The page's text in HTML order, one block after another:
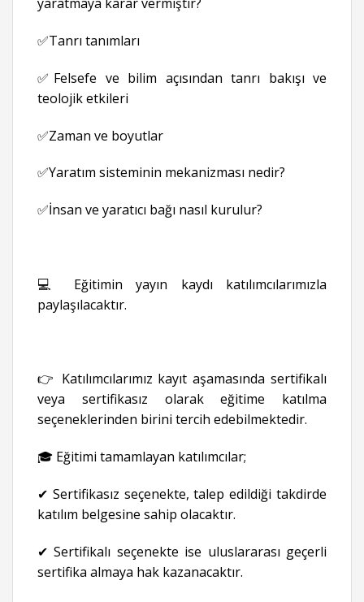
✅Tanrı tanımları
✅Felsefe ve bilim açısından tanrı bakışı ve
teolojik etkileri
✅Zaman ve boyutlar
✅Yaratım sisteminin mekanizması nedir?
✅İnsan ve yaratıcı bağı nasıl kurulur?
💻 Eğitimin yayın kaydı katılımcılarımızla
paylaşılacaktır.
👉 Katılımcılarımız kayıt aşamasında sertifikalı
veya sertifikasız olarak eğitime katılma
seçeneklerinden birini tercih edebilmektedir.
🎓 Eğitimi tamamlayan katılımcılar;
✔ Sertifikasız seçenekte, talep edildiği takdirde
katılım belgesine sahip olacaktır.
✔ Sertifikalı seçenekte ise uluslararası geçerli
sertifika almaya hak kazanacaktır.